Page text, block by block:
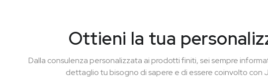
Ottieni la tua
Dalla consulenza personalizzata ai prodotti finiti, sei sempre
dettaglio tu bisogno di sapere e di essere coinvolto con